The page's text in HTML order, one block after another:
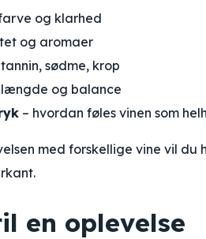
og klarhed
og aromaer
sødme, krop
længde og balance
– hvordan føles vinen som
med forskellige vine vil
en oplevelse